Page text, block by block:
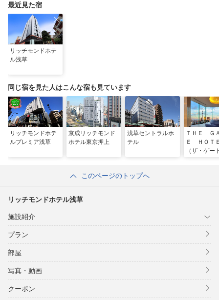
最近見た宿
リッチモンドホテ
ル浅草
同じ宿を見た人はこんな宿も見ています
リッチモンドホテ
ルプレミア浅草
京成リッチモンド
ホテル東京押上
浅草セントラルホ
テル
ＴＨＥ Ｇ
Ｅ ＨＯＴ
（ザ・ゲー
このページのトップへ
リッチモンドホテル浅草
施設紹介
プラン
部屋
写真・動画
クーポン